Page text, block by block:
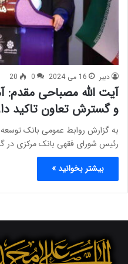
دبیر 16 می 2024 0
20
آیت الله مصباحی مقدم:
و گسترش تعاون تاکید
به گزارش روابط عمومی بانک
رئیس شورای فقهی بانک مرکزی در
بیشتر بخوانید »